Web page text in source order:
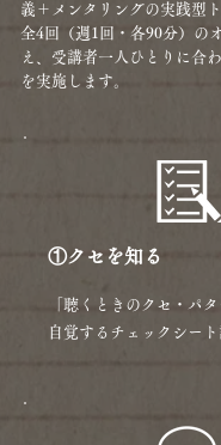
義＋メンタリングの実践型
全4回（週1回・各90分）の
え、受講者一人ひとりに合
を実施します。
①クセを知る
「聴くときのクセ・パ
自覚するチェックシー